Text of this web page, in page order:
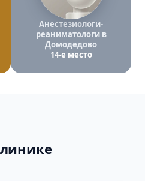
Анестезиологи-
реаниматологи в
Домодедово
14-е место